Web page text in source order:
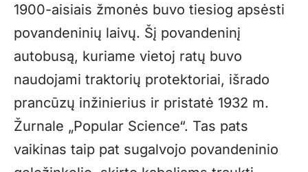
1900-aisiais žmonės buvo tiesiog apsėsti
povandeninių laivų. Šį povandeninį
autobusą, kuriame vietoj ratų buvo
naudojami traktorių protektoriai, išrado
prancūzų inžinierius ir pristatė 1932 m.
Žurnale „Popular Science“. Tas pats
vaikinas taip pat sugalvojo povandeninio